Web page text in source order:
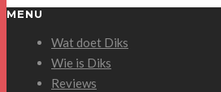
MENU
Wat doet Diks
Wie is Diks
Reviews